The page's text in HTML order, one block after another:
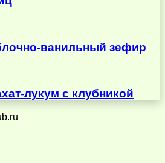
ванильный зефир
лукум с клубникой